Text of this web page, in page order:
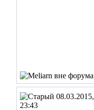
08.03.2015,
23:43